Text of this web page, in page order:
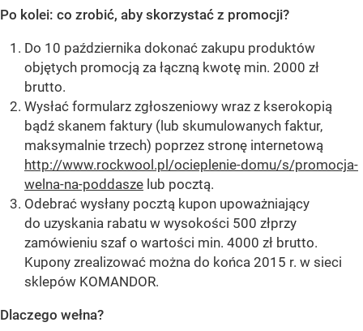
Po kolei: co zrobić, aby skorzystać z promocji?
Do 10 października dokonać zakupu produktów
objętych promocją za łączną kwotę min. 2000 zł
brutto.
Wysłać formularz zgłoszeniowy wraz z kserokopią
bądź skanem faktury (lub skumulowanych faktur,
maksymalnie trzech) poprzez stronę internetową
http://www.rockwool.pl/ocieplenie-domu/s/promocja-
welna-na-poddasze lub pocztą.
Odebrać wysłany pocztą kupon upoważniający
do uzyskania rabatu w wysokości 500 złprzy
zamówieniu szaf o wartości min. 4000 zł brutto.
Kupony zrealizować można do końca 2015 r. w sieci
sklepów KOMANDOR.
Dlaczego wełna?